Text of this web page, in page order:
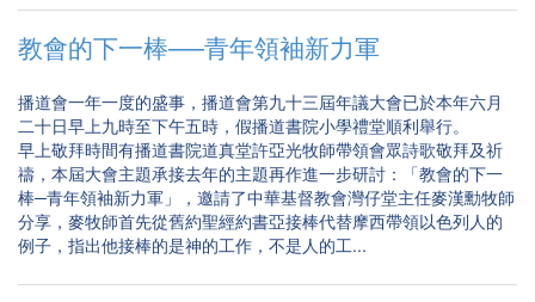
教會的下一棒──青年領袖新力軍
播道會一年一度的盛事，播道會第九十三屆年議大會已於本年六月
二十日早上九時至下午五時，假播道書院小學禮堂順利舉行。
早上敬拜時間有播道書院道真堂許亞光牧師帶領會眾詩歌敬拜及祈
禱，本屆大會主題承接去年的主題再作進一步研討：「教會的下一
棒─青年領袖新力軍」，邀請了中華基督教會灣仔堂主任麥漢勳牧師
分享，麥牧師首先從舊約聖經約書亞接棒代替摩西帶領以色列人的
例子，指出他接棒的是神的工作，不是人的工...